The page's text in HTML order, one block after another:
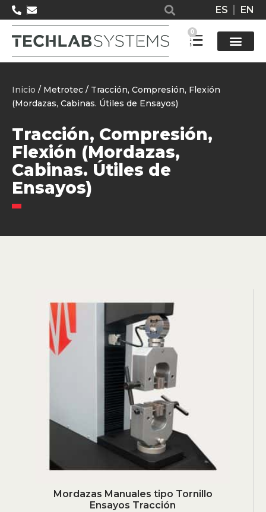
ES EN
0
Inicio / Metrotec / Tracción, Compresión, Flexión
(Mordazas, Cabinas. Útiles de Ensayos)
Tracción, Compresión,
Flexión (Mordazas,
Cabinas. Útiles de
Ensayos)
Mordazas Manuales tipo Tornillo
Ensayos Tracción